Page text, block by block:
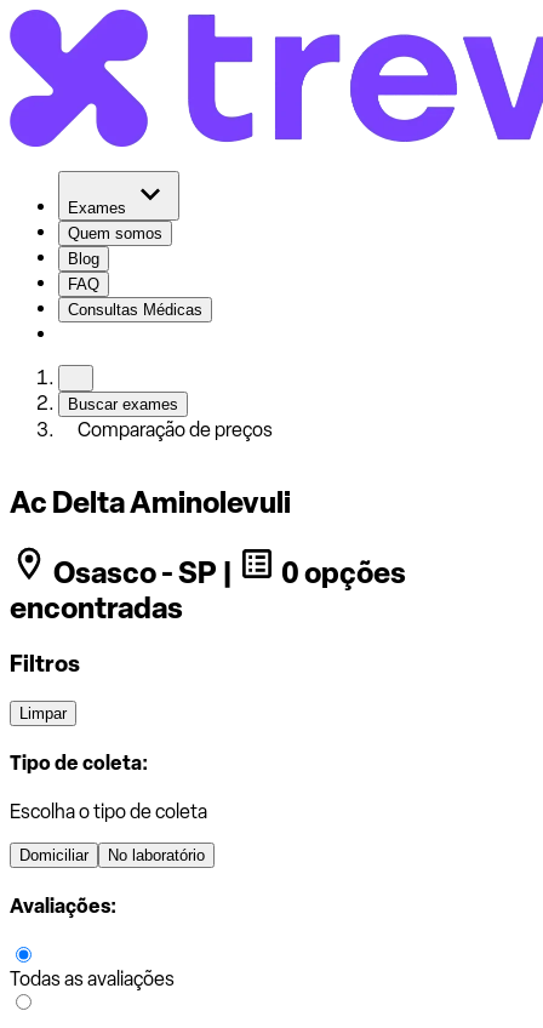
Exames
Quem somos
Blog
FAQ
Consultas Médicas
Buscar exames
Comparação de preços
Ac Delta Aminolevuli
Osasco - SP |
0 opções
encontradas
Filtros
Limpar
Tipo de coleta:
Escolha o tipo de coleta
Domiciliar No laboratório
Avaliações:
Todas as avaliações